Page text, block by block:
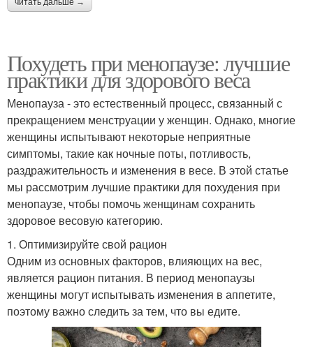
Похудеть при менопаузе: лучшие
практики для здорового веса
Менопауза - это естественный процесс, связанный с
прекращением менструации у женщин. Однако, многие
женщины испытывают некоторые неприятные
симптомы, такие как ночные поты, потливость,
раздражительность и изменения в весе. В этой статье
мы рассмотрим лучшие практики для похудения при
менопаузе, чтобы помочь женщинам сохранить
здоровое весовую категорию.
1. Оптимизируйте свой рацион
Одним из основных факторов, влияющих на вес,
является рацион питания. В период менопаузы
женщины могут испытывать изменения в аппетите,
поэтому важно следить за тем, что вы едите.